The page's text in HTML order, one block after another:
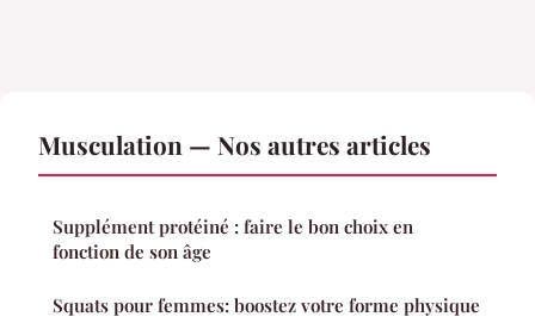
Musculation — Nos autres articles
Supplément protéiné : faire le bon choix en
fonction de son âge
Squats pour femmes: boostez votre forme physique